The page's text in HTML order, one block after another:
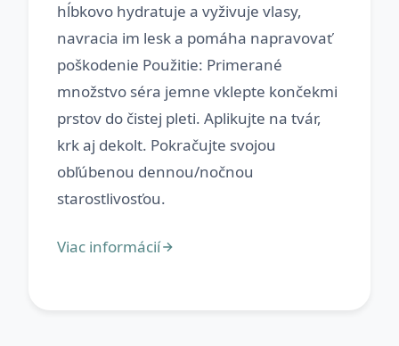
hĺbkovo hydratuje a vyživuje vlasy,
navracia im lesk a pomáha napravovať
poškodenie Použitie: Primerané
množstvo séra jemne vklepte končekmi
prstov do čistej pleti. Aplikujte na tvár,
krk aj dekolt. Pokračujte svojou
obľúbenou dennou/nočnou